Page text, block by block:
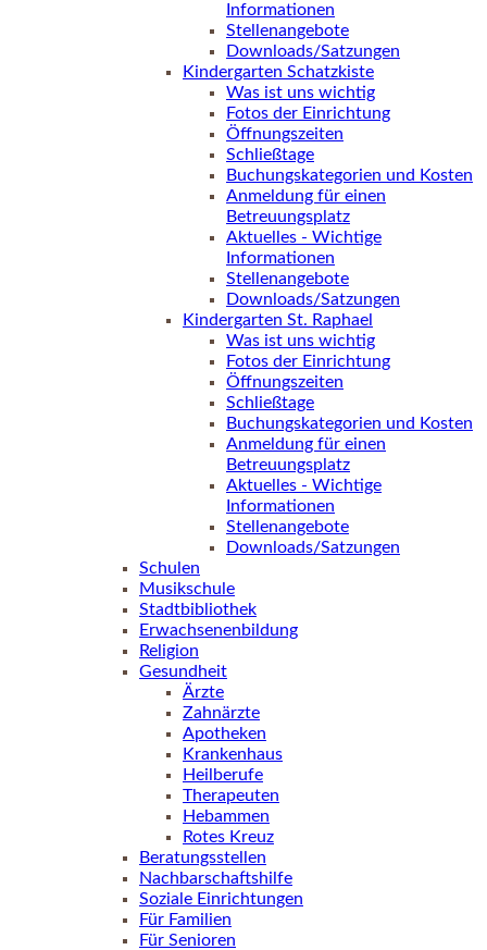
Informationen
Stellenangebote
Downloads/Satzungen
Kindergarten Schatzkiste
Was ist uns wichtig
Fotos der Einrichtung
Öffnungszeiten
Schließtage
Buchungskategorien und Kosten
Anmeldung für einen
Betreuungsplatz
Aktuelles - Wichtige
Informationen
Stellenangebote
Downloads/Satzungen
Kindergarten St. Raphael
Was ist uns wichtig
Fotos der Einrichtung
Öffnungszeiten
Schließtage
Buchungskategorien und Kosten
Anmeldung für einen
Betreuungsplatz
Aktuelles - Wichtige
Informationen
Stellenangebote
Downloads/Satzungen
Schulen
Musikschule
Stadtbibliothek
Erwachsenenbildung
Religion
Gesundheit
Ärzte
Zahnärzte
Apotheken
Krankenhaus
Heilberufe
Therapeuten
Hebammen
Rotes Kreuz
Beratungsstellen
Nachbarschaftshilfe
Soziale Einrichtungen
Für Familien
Für Senioren